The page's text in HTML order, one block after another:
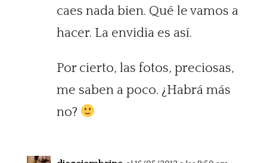
caes nada bien. Qué le vamos a
hacer. La envidia es así.
Por cierto, las fotos, preciosas,
me saben a poco. ¿Habrá más
no?